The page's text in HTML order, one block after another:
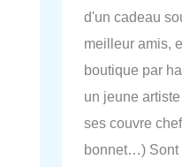
d'un cadeau
meilleur amis,
boutique par
un jeune
ses couvre
bonnet…) Sont